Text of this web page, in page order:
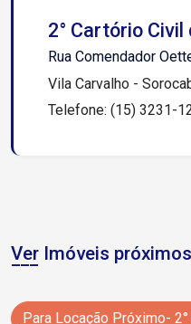
2° Cartório Civil
Rua Comendador
Vila Carvalho -
Telefone: (15) 3231-
Ver Imóveis
Para Locação Próximo-